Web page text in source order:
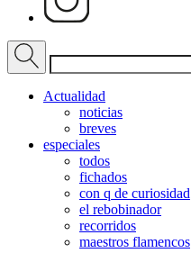
Actualidad
noticias
breves
especiales
todos
fichados
con q de curiosidad
el rebobinador
recorridos
maestros flamencos